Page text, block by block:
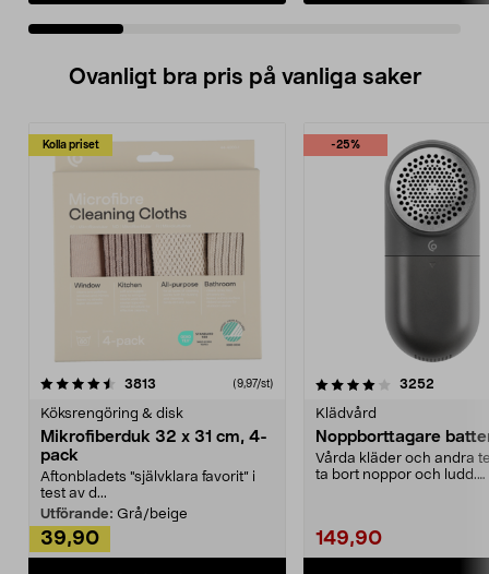
Ovanligt bra pris på vanliga saker
Kolla priset
3813 (9,97/st)
Köksrengöring & disk
Mikrofiberduk 32 x 31 cm, 4-
pack
Aftonbladets "självklara favorit” i
test av d...
Utförande: Grå/beige
39,90
-25%
4.0av 5 stjärnor 3252
Klädvård
Noppborttagare
Vårda kläder och andra
ta bort noppor och ludd.
149,90
4.5av 5 stjärnor